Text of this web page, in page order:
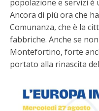
popolazione e servizi è
Ancora di più ora che
Comunanza, che è la
fabbriche. Anche se
Montefortino, forte
portato alla rinascita